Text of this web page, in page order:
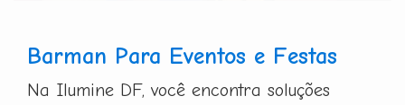
Barman Para Eventos e Festas
Na Ilumine DF, você encontra soluções